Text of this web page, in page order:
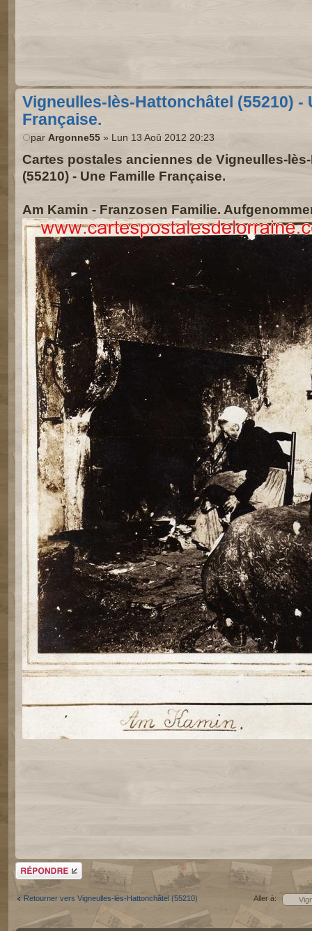
Vigneulles-lès-Hattonchâtel (55210) -
Française.
par Argonne55 » Lun 13 Aoû 2012 20:23
Cartes postales anciennes de Vigneulles-
(55210) - Une Famille Française.
Am Kamin - Franzosen Familie.
Répondre
Retourner vers Vigneulles-lès-Hattonchâtel (55210) Aller à: